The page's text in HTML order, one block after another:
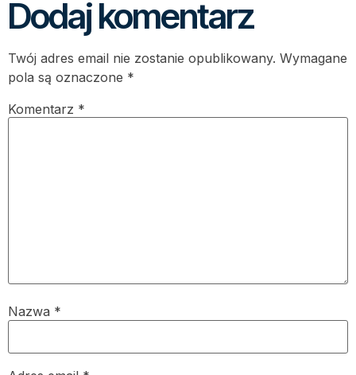
Dodaj komentarz
Twój adres email nie zostanie opublikowany. Wymagane
pola są oznaczone *
Komentarz *
Nazwa *